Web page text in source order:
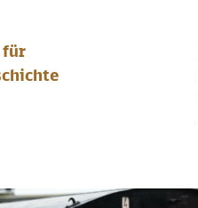
für